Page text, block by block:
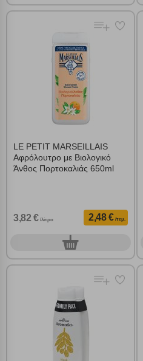
LE PETIT MARSEILLAIS
Αφρόλουτρο με Βιολογικό
Άνθος Πορτοκαλιάς 650ml
3,82 € /λίτρο 2,48 € /τεμ.
0τεμ.